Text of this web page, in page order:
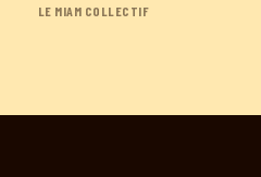
LE MIAM COLLECTIF